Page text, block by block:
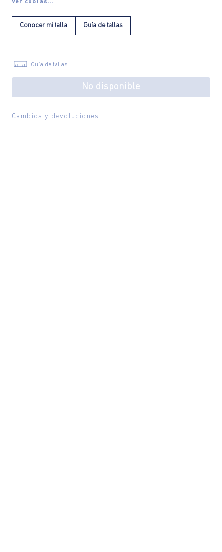
Ver cuotas...
Conocer mi talla Guía de tallas
Guía de tallas
No disponible
Cambios y devoluciones